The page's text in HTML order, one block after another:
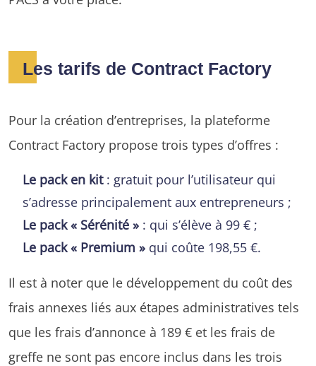
Les tarifs de Contract Factory
Pour la création d’entreprises, la plateforme
Contract Factory propose trois types d’offres :
Le pack en kit: gratuit pour l’utilisateur qui
s’adresse principalement aux entrepreneurs ;
Le pack « Sérénité » : qui s’élève à 99 € ;
Le pack « Premium » qui coûte 198,55 €.
Il est à noter que le développement du coût des
frais annexes liés aux étapes administratives tels
que les frais d’annonce à 189 € et les frais de
greffe ne sont pas encore inclus dans les trois